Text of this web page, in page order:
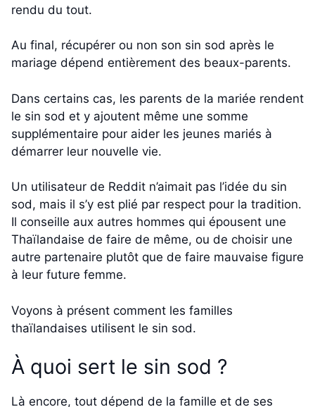
rendu du tout.
Au final, récupérer ou non son sin sod après le
mariage dépend entièrement des beaux-parents.
Dans certains cas, les parents de la mariée rendent
le sin sod et y ajoutent même une somme
supplémentaire pour aider les jeunes mariés à
démarrer leur nouvelle vie.
Un utilisateur de Reddit n’aimait pas l’idée du sin
sod, mais il s’y est plié par respect pour la tradition.
Il conseille aux autres hommes qui épousent une
Thaïlandaise de faire de même, ou de choisir une
autre partenaire plutôt que de faire mauvaise figure
à leur future femme.
Voyons à présent comment les familles
thaïlandaises utilisent le sin sod.
À quoi sert le sin sod ?
Là encore, tout dépend de la famille et de ses